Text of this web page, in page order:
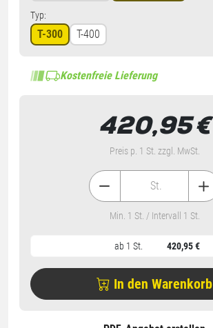
Typ:
T-300 T-400
Kostenfreie Lieferung
420,95€
Preis p. 1 St. zzgl. MwSt.
ab 1 St. 420,95 €
St.
Min. 1 St. / Intervall 1 St.
In den Warenkorb